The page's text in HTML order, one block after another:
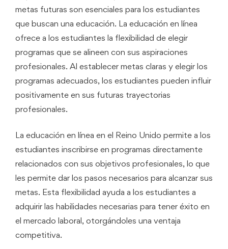
metas futuras son esenciales para los estudiantes
que buscan una educación. La educación en línea
ofrece a los estudiantes la flexibilidad de elegir
programas que se alineen con sus aspiraciones
profesionales. Al establecer metas claras y elegir los
programas adecuados, los estudiantes pueden influir
positivamente en sus futuras trayectorias
profesionales.
La educación en línea en el Reino Unido permite a los
estudiantes inscribirse en programas directamente
relacionados con sus objetivos profesionales, lo que
les permite dar los pasos necesarios para alcanzar sus
metas. Esta flexibilidad ayuda a los estudiantes a
adquirir las habilidades necesarias para tener éxito en
el mercado laboral, otorgándoles una ventaja
competitiva.